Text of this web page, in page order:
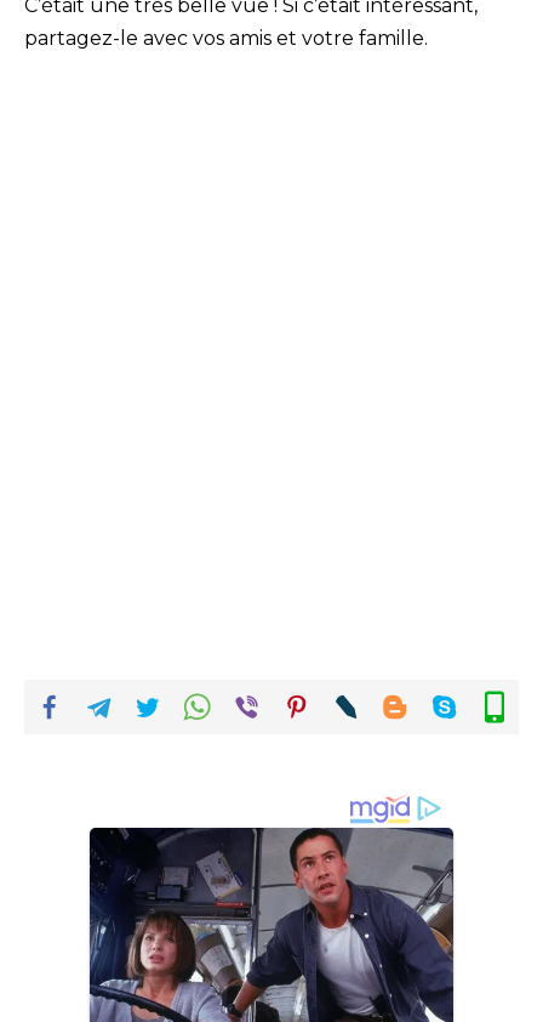
C’était une très belle vue ! Si c’était intéressant,
partagez-le avec vos amis et votre famille.